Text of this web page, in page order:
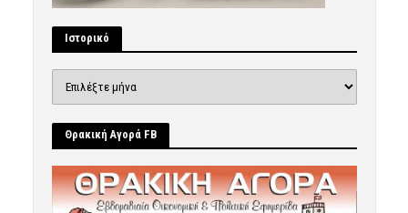
Ιστορικό
Θρακική Αγορά FB